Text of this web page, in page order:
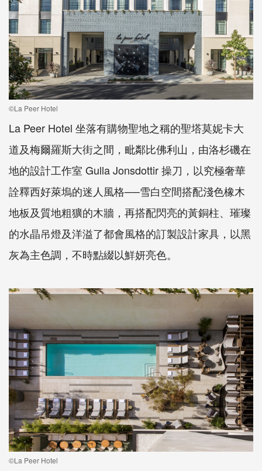
©La Peer Hotel
La Peer Hotel 坐落有購物聖地之稱的聖塔莫妮卡大
道及梅爾羅斯大街之間，毗鄰比佛利山，由洛杉磯在
地的設計工作室 Gulla Jonsdottir 操刀，以究極奢華
詮釋西好萊塢的迷人風格──雪白空間搭配淺色橡木
地板及質地粗獷的木牆，再搭配閃亮的黃銅柱、璀璨
的水晶吊燈及洋溢了都會風格的訂製設計家具，以黑
灰為主色調，不時點綴以鮮妍亮色。
©La Peer Hotel